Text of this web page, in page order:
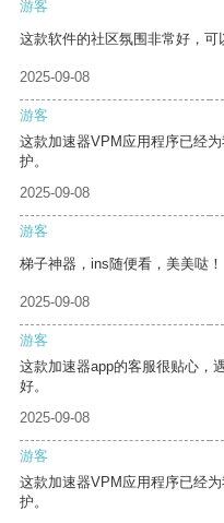
游客
这款软件的社区氛围非常好，可
2025-09-08
游客
这款加速器VPM应用程序已经
护。
2025-09-08
游客
梯子神器，ins随便看，美美哒！
2025-09-08
游客
这款加速器app的客服很贴心，
好。
2025-09-08
游客
这款加速器VPM应用程序已经
护。